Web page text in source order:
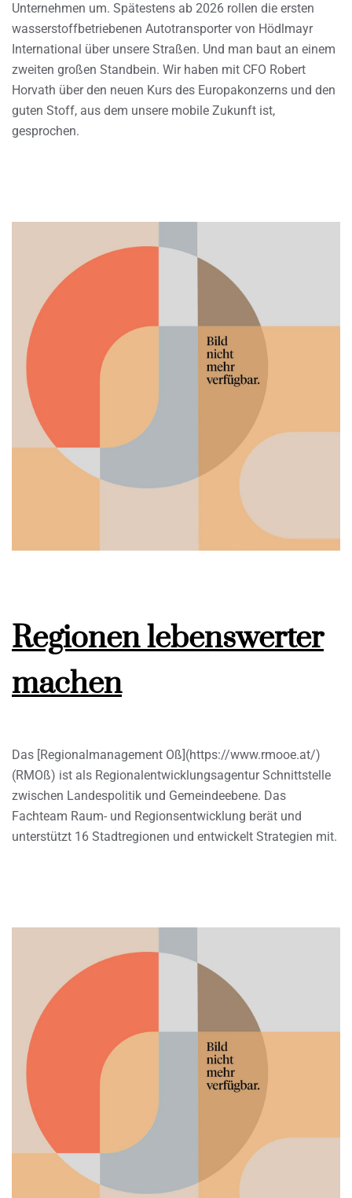
Unternehmen um. Spätestens ab 2026 rollen die ersten
wasserstoffbetriebenen Autotransporter von Hödlmayr
International über unsere Straßen. Und man baut an einem
zweiten großen Standbein. Wir haben mit CFO Robert
Horvath über den neuen Kurs des Europakonzerns und den
guten Stoff, aus dem unsere mobile Zukunft ist,
gesprochen.
Regionen lebenswerter
machen
Das [Regionalmanagement Oß](https://www.rmooe.at/)
(RMOß) ist als Regionalentwicklungsagentur Schnittstelle
zwischen Landespolitik und Gemeindeebene. Das
Fachteam Raum- und Regionsentwicklung berät und
unterstützt 16 Stadtregionen und entwickelt Strategien mit.